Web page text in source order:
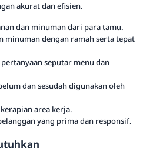
akurat dan efisien.
dan minuman dari para tamu.
minuman dengan ramah serta tepat
seputar menu dan
dan sesudah digunakan oleh
area kerja.
yang prima dan responsif.